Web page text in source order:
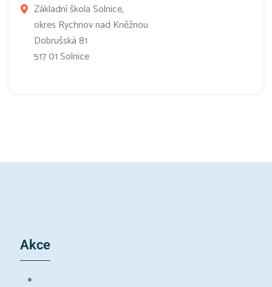
Základní škola Solnice,
okres Rychnov nad Kněžnou
Dobrušská 81
517 01 Solnice
Akce